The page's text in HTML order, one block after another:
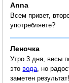
Anna
Всем привет,
употребляете?
Леночка
Утро 3 дня, весы
этовода , но
заметен